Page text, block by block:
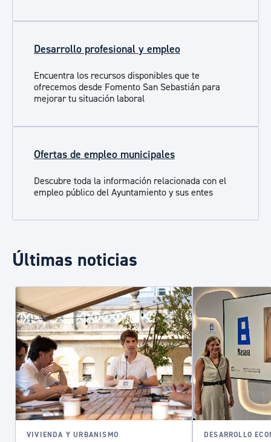
Desarrollo profesional y empleo
Encuentra los recursos disponibles que te
ofrecemos desde Fomento San Sebastián para
mejorar tu situación laboral
Ofertas de empleo municipales
Descubre toda la información relacionada con el
empleo público del Ayuntamiento y sus entes
Últimas noticias
VIVIENDA Y URBANISMO DESARROLLO